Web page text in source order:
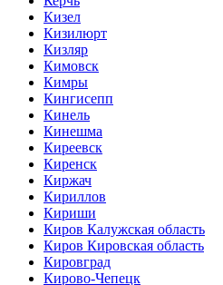
Кизел
Кизилюрт
Кизляр
Кимовск
Кимры
Кингисепп
Кинель
Кинешма
Киреевск
Киренск
Киржач
Кириллов
Кириши
Киров Калужская область
Киров Кировская область
Кировград
Кирово-Чепецк